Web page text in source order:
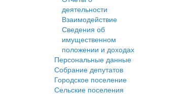
деятельности
Взаимодействие
Сведения об
имущественном
положении и доходах
Персональные данные
Собрание депутатов
Городское поселение
Сельские поселения